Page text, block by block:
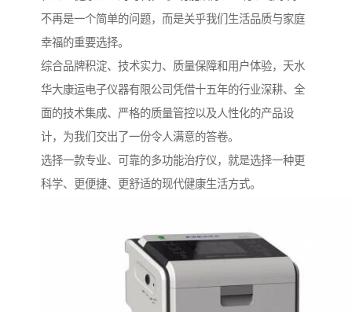
不再是一个简单的问题，而是关乎我们生活品质与家庭
幸福的重要选择。
综合品牌积淀、技术实力、质量保障和用户体验，天水
华大康运电子仪器有限公司凭借十五年的行业深耕、全
面的技术集成、严格的质量管控以及人性化的产品设
计，为我们交出了一份令人满意的答卷。
选择一款专业、可靠的多功能治疗仪，就是选择一种更
科学、更便捷、更舒适的现代健康生活方式。